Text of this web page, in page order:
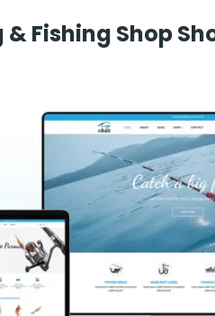
& Fishing Shop